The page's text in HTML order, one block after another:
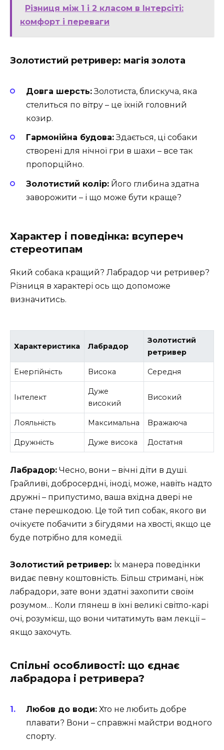
Різниця між 1 і 2 класом в Інтерсіті:
комфорт і переваги
Золотистий ретривер: магія золота
Довга шерсть:Золотиста, блискуча, яка
стелиться по вітру – це їхній головний
козир.
Гармонійна будова:Здається, ці собаки
створені для нічної гри в шахи – все так
пропорційно.
Золотистий колір: Його глибина здатна
заворожити – і що може бути краще?
Характер і поведінка: всупереч
стереотипам
Який собака кращий? Лабрадор чи ретривер?
Різниця в характері ось що допоможе
визначитись.
Характеристика Лабрадор
Золотистий
ретривер
Енергійність Висока Середня
Інтелект
Дуже
високий
Високий
Лояльність Максимальна Вражаюча
Дружність Дуже висока Достатня
Лабрадор: Чесно, вони – вічні діти в душі.
Грайливі, добросердні, іноді, може, навіть надто
дружні – припустимо, ваша вхідна двері не
стане перешкодою. Це той тип собак, якого ви
очікуєте побачити з бігудями на хвості, якщо це
буде потрібно для комедії.
Золотистий ретривер: Їх манера поведінки
видає певну коштовність. Більш стримані, ніж
лабрадори, зате вони здатні захопити своїм
розумом… Коли глянеш в їхні великі світло-карі
очі, розумієш, що вони читатимуть вам лекції –
якщо захочуть.
Спільні особливості: що єднає
лабрадора і ретривера?
Любов до води: Хто не любить добре
плавати? Вони – справжні майстри водного
спорту.